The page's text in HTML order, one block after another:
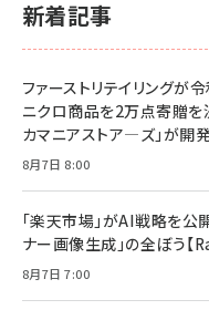
新着記事
ファーストリテイリング
ニクロ商品を2万点寄贈を
カマニアストア―ズ」が開発
8月7日 8:00
「楽天市場」がAI戦略を公
ナー画像生成」の全ぼう
8月7日 7:00